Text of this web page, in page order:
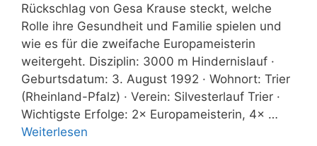
Rückschlag von Gesa Krause steckt, welche
Rolle ihre Gesundheit und Familie spielen und
wie es für die zweifache Europameisterin
weitergeht. Disziplin: 3000 m Hindernislauf ·
Geburtsdatum: 3. August 1992 · Wohnort: Trier
(Rheinland-Pfalz) · Verein: Silvesterlauf Trier ·
Wichtigste Erfolge: 2× Europameisterin, 4× …
Weiterlesen